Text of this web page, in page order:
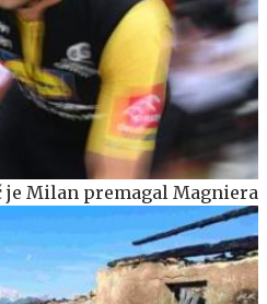
Milan premagal Magniera